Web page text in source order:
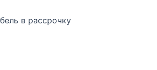
в рассрочку